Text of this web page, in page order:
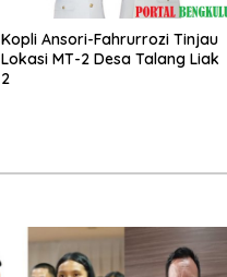
Kopli Ansori-Fahrurrozi Tinjau
Lokasi MT-2 Desa Talang Liak
2